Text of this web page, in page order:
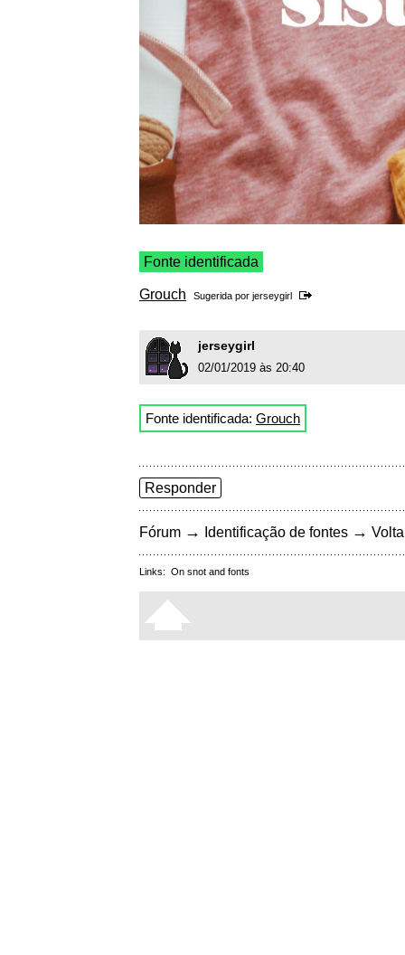
Fonte identificada
Grouch Sugerida por jerseygirl
jerseygirl
02/01/2019 às 20:40
Fonte identificada: Grouch
Responder
Fórum → Identificação de fontes →
Links: On snot and fonts